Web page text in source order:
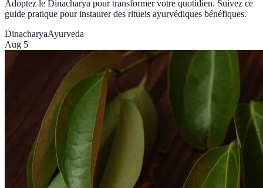
Adoptez le Dinacharya pour transformer votre quotidien. Suivez ce
guide pratique pour instaurer des rituels ayurvédiques bénéfiques.
DinacharyaAyurveda
Aug 5